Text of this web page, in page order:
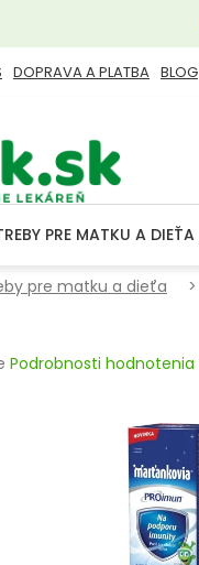
DOPRAVA A PLATBA BLOG
PRE MATKU A DIEŤA
pre matku a dieťa
Podrobnosti hodnotenia